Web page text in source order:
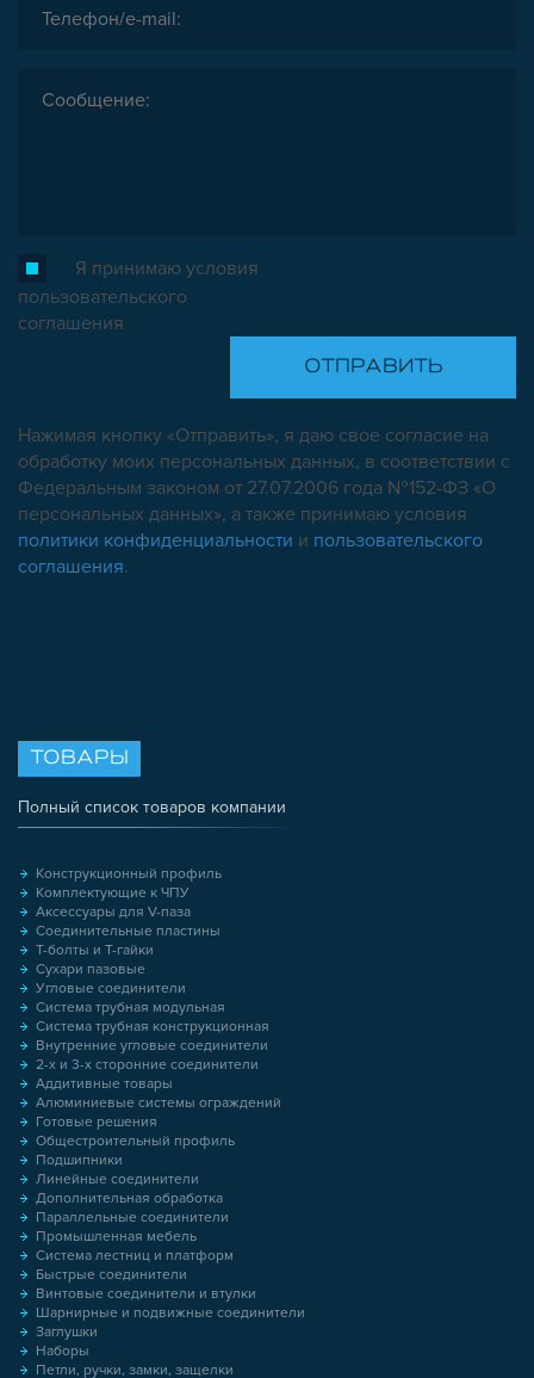
Я принимаю условия
пользовательского
соглашения
Нажимая кнопку «Отправить», я даю свое согласие на
обработку моих персональных данных, в соответствии с
Федеральным законом от 27.07.2006 года №152-ФЗ «О
персональных данных», а также принимаю условия
политики конфиденциальности и пользовательского
соглашения.
ТОВАРЫ
Полный список товаров компании
Конструкционный профиль
Комплектующие к ЧПУ
Аксессуары для V-паза
Соединительные пластины
Т-болты и Т-гайки
Сухари пазовые
Угловые соединители
Система трубная модульная
Система трубная конструкционная
Внутренние угловые соединители
2-х и 3-х сторонние соединители
Аддитивные товары
Алюминиевые системы ограждений
Готовые решения
Общестроительный профиль
Подшипники
Линейные соединители
Дополнительная обработка
Параллельные соединители
Промышленная мебель
Система лестниц и платформ
Быстрые соединители
Винтовые соединители и втулки
Шарнирные и подвижные соединители
Заглушки
Наборы
Петли, ручки, замки, защелки